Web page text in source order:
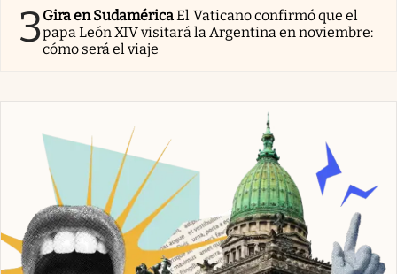
3Gira en SudaméricaEl Vaticano confirmó que el
papa León XIV visitará la Argentina en noviembre:
cómo será el viaje